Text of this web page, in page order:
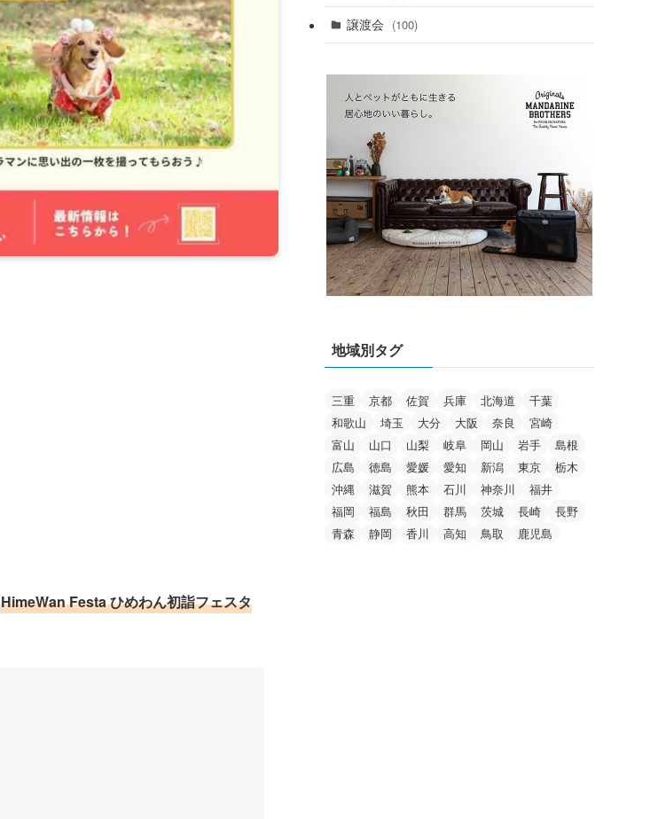
HimeWan Festa ひめわん初詣フェスタ
譲渡会 (100)
地域別タグ
三重 京都 佐賀 兵庫 北海道
千葉
和歌山
埼玉 大分 大阪 奈良
宮崎
富山
山口 山梨 岐阜 岡山 岩手
島根
広島
徳島 愛媛 愛知 新潟 東京
栃木
沖縄
滋賀 熊本 石川 神奈川
福井
福岡
福島 秋田 群馬 茨城 長崎
長野
青森
静岡 香川 高知 鳥取 鹿児島